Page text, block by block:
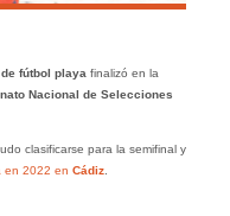
fútbol playafinalizó en la
Nacional de Selecciones
clasificarse para la semifinal y
en 2022 en Cádiz.